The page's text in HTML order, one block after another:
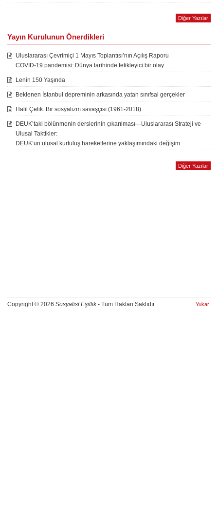
Diğer Yazılar
Yayın Kurulunun Önerdikleri
Uluslararası Çevrimiçi 1 Mayıs Toplantısı’nın Açılış Raporu
COVID-19 pandemisi: Dünya tarihinde tetikleyici bir olay
Lenin 150 Yaşında
Beklenen İstanbul depreminin arkasında yatan sınıfsal gerçekler
Halil Çelik: Bir sosyalizm savaşçısı (1961-2018)
DEUK’taki bölünmenin derslerinin çıkarılması—Uluslararası Strateji ve
Ulusal Taktikler:
DEUK’un ulusal kurtuluş hareketlerine yaklaşımındaki değişim
Diğer Yazılar
Copyright © 2026 Sosyalist Eşitlik- Tüm Hakları Saklıdır Yukarı